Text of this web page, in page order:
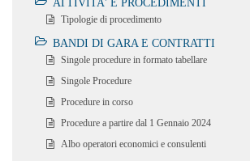
ATTIVITA' E PROCEDIMENTI
Tipologie di procedimento
BANDI DI GARA E CONTRATTI
Singole procedure in formato tabellare
Singole Procedure
Procedure in corso
Procedure a partire dal 1 Gennaio 2024
Albo operatori economici e consulenti